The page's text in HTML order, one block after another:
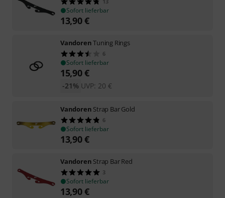
Sofort lieferbar
13,90€
VandorenTuning Rings
6
Sofort lieferbar
15,90€
UVP: 20 €
-21%
Vandoren Strap Bar Gold
6
Sofort lieferbar
13,90€
Vandoren Strap Bar Red
3
Sofort lieferbar
13,90€